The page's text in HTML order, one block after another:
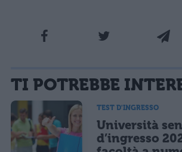
sarà pubblicata. Dichiari di avere preso visione e di
informativa privacy. Pubblicando questo commento dai il consenso affinché un cookie
salvi i tuoi dati (nome, email) per il prossimo commento.
Ho letto e acconsento l'informativasulla
Acconsento all'uso dei miei dati da parte
CONFERMA E PUBBLICA
TI POTREBBE
TEST D'INGRESSO
Università
d’ingresso